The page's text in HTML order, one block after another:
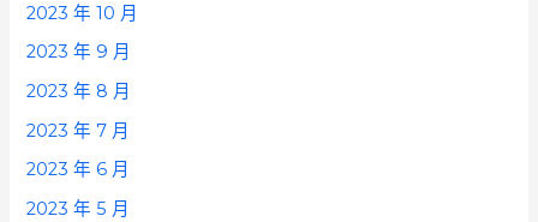
2023 年 10 月
2023 年 9 月
2023 年 8 月
2023 年 7 月
2023 年 6 月
2023 年 5 月